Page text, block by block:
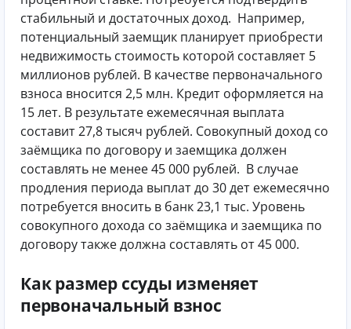
стабильный и достаточных доход. Например,
потенциальный заемщик планирует приобрести
недвижимость стоимость которой составляет 5
миллионов рублей. В качестве первоначального
взноса вносится 2,5 млн. Кредит оформляется на
15 лет. В результате ежемесячная выплата
составит 27,8 тысяч рублей. Совокупный доход со
заёмщика по договору и заемщика должен
составлять не менее 45 000 рублей. В случае
продления периода выплат до 30 дет ежемесячно
потребуется вносить в банк 23,1 тыс. Уровень
совокупного дохода со заёмщика и заемщика по
договору также должна составлять от 45 000.
Как размер ссуды изменяет
первоначальный взнос